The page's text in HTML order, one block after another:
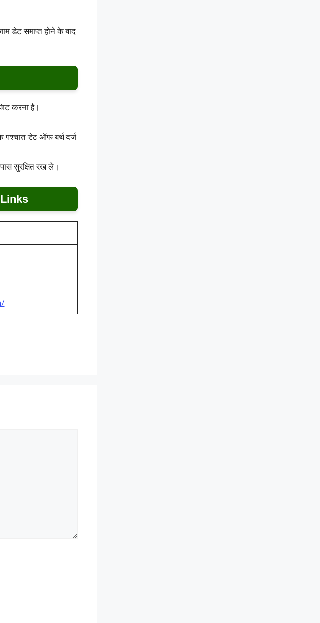
डेट समाप्त होने के बाद
करना है।
पश्चात डेट ऑफ बर्थ दर्ज
सुरक्षित रख ले।